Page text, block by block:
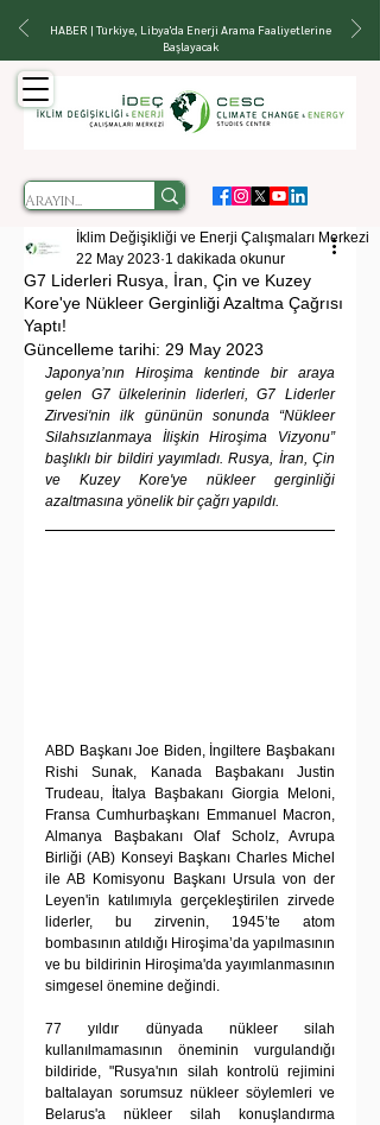
HABER | Türkiye, Libya'da Enerji Arama Faaliyetlerine
Başlayacak
G7 Liderleri Rusya, İran, Çin ve Kuzey
Kore'ye Nükleer Gerginliği Azaltma Çağrısı
Yaptı!
İklim Değişikliği ve Enerji Çalışmaları Merkezi
22 May 2023 1 dakikada okunur
Güncelleme tarihi: 29 May 2023
Japonya’nın Hiroşima kentinde bir araya
gelen G7 ülkelerinin liderleri, G7 Liderler
Zirvesi'nin ilk gününün sonunda “Nükleer
Silahsızlanmaya İlişkin Hiroşima Vizyonu”
başlıklı bir bildiri yayımladı. Rusya, İran, Çin
ve Kuzey Kore'ye nükleer gerginliği
azaltmasına yönelik bir çağrı yapıldı.
ABD Başkanı Joe Biden, İngiltere Başbakanı
Rishi Sunak, Kanada Başbakanı Justin
Trudeau, İtalya Başbakanı Giorgia Meloni,
Fransa Cumhurbaşkanı Emmanuel Macron,
Almanya Başbakanı Olaf Scholz, Avrupa
Birliği (AB) Konseyi Başkanı Charles Michel
ile AB Komisyonu Başkanı Ursula von der
Leyen'in katılımıyla gerçekleştirilen zirvede
liderler, bu zirvenin, 1945’te atom
bombasının atıldığı Hiroşima’da yapılmasının
ve bu bildirinin Hiroşima'da yayımlanmasının
simgesel önemine değindi.
77 yıldır dünyada nükleer silah
kullanılmamasının öneminin vurgulandığı
bildiride, "Rusya'nın silah kontrolü rejimini
baltalayan sorumsuz nükleer söylemleri ve
Belarus'a nükleer silah konuşlandırma